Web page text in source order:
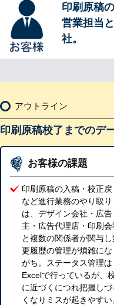
印刷原稿
営業担当
社。
アウトライン
印刷原稿校了までのデ
お客様の課題
印刷原稿の入稿・校正戻
など進行業務のやり取り
は、デザイン会社・広告
主・広告代理店・印刷会
と複数の関係者が関与し
更履歴の管理が煩雑にな
がち。ステータス管理は
Excelで行っているが、
に近づくにつれ把握しづ
くなりミスが起きやすい